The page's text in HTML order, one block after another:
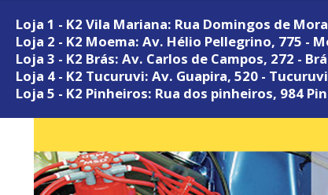
Loja 1 - K2 Vila Mariana: Rua Domingos de
Loja 2 - K2 Moema: Av. Hélio Pellegrino, 775 -
Loja 3 - K2 Brás: Av. Carlos de Campos, 272 -
Loja 4 - K2 Tucuruvi: Av. Guapira, 520 - Tucuruvi
Loja 5 - K2 Pinheiros: Rua dos pinheiros, 984